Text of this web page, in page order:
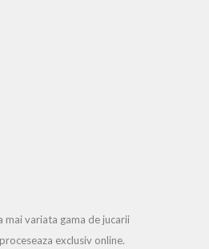
mai variata gama de jucarii
exclusiv online.